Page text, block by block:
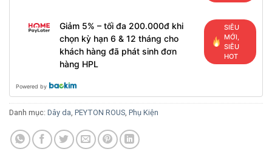
Giảm 5% – tối đa 200.000đ khi
chọn kỳ hạn 6 & 12 tháng cho
khách hàng đã phát sinh đơn
hàng HPL
SIÊU
MỚI,
SIÊU
HOT
Powered by
Danh mục: Dây da PEYTON ROUS Phụ Kiện